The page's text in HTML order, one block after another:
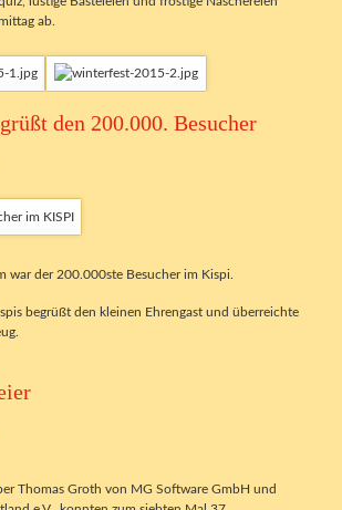
ab.
den 200.000. Besucher
war der 200.000ste Besucher im Kispi.
begrüßt den kleinen Ehrengast und überreichte
Thomas Groth von MG Software GmbH und